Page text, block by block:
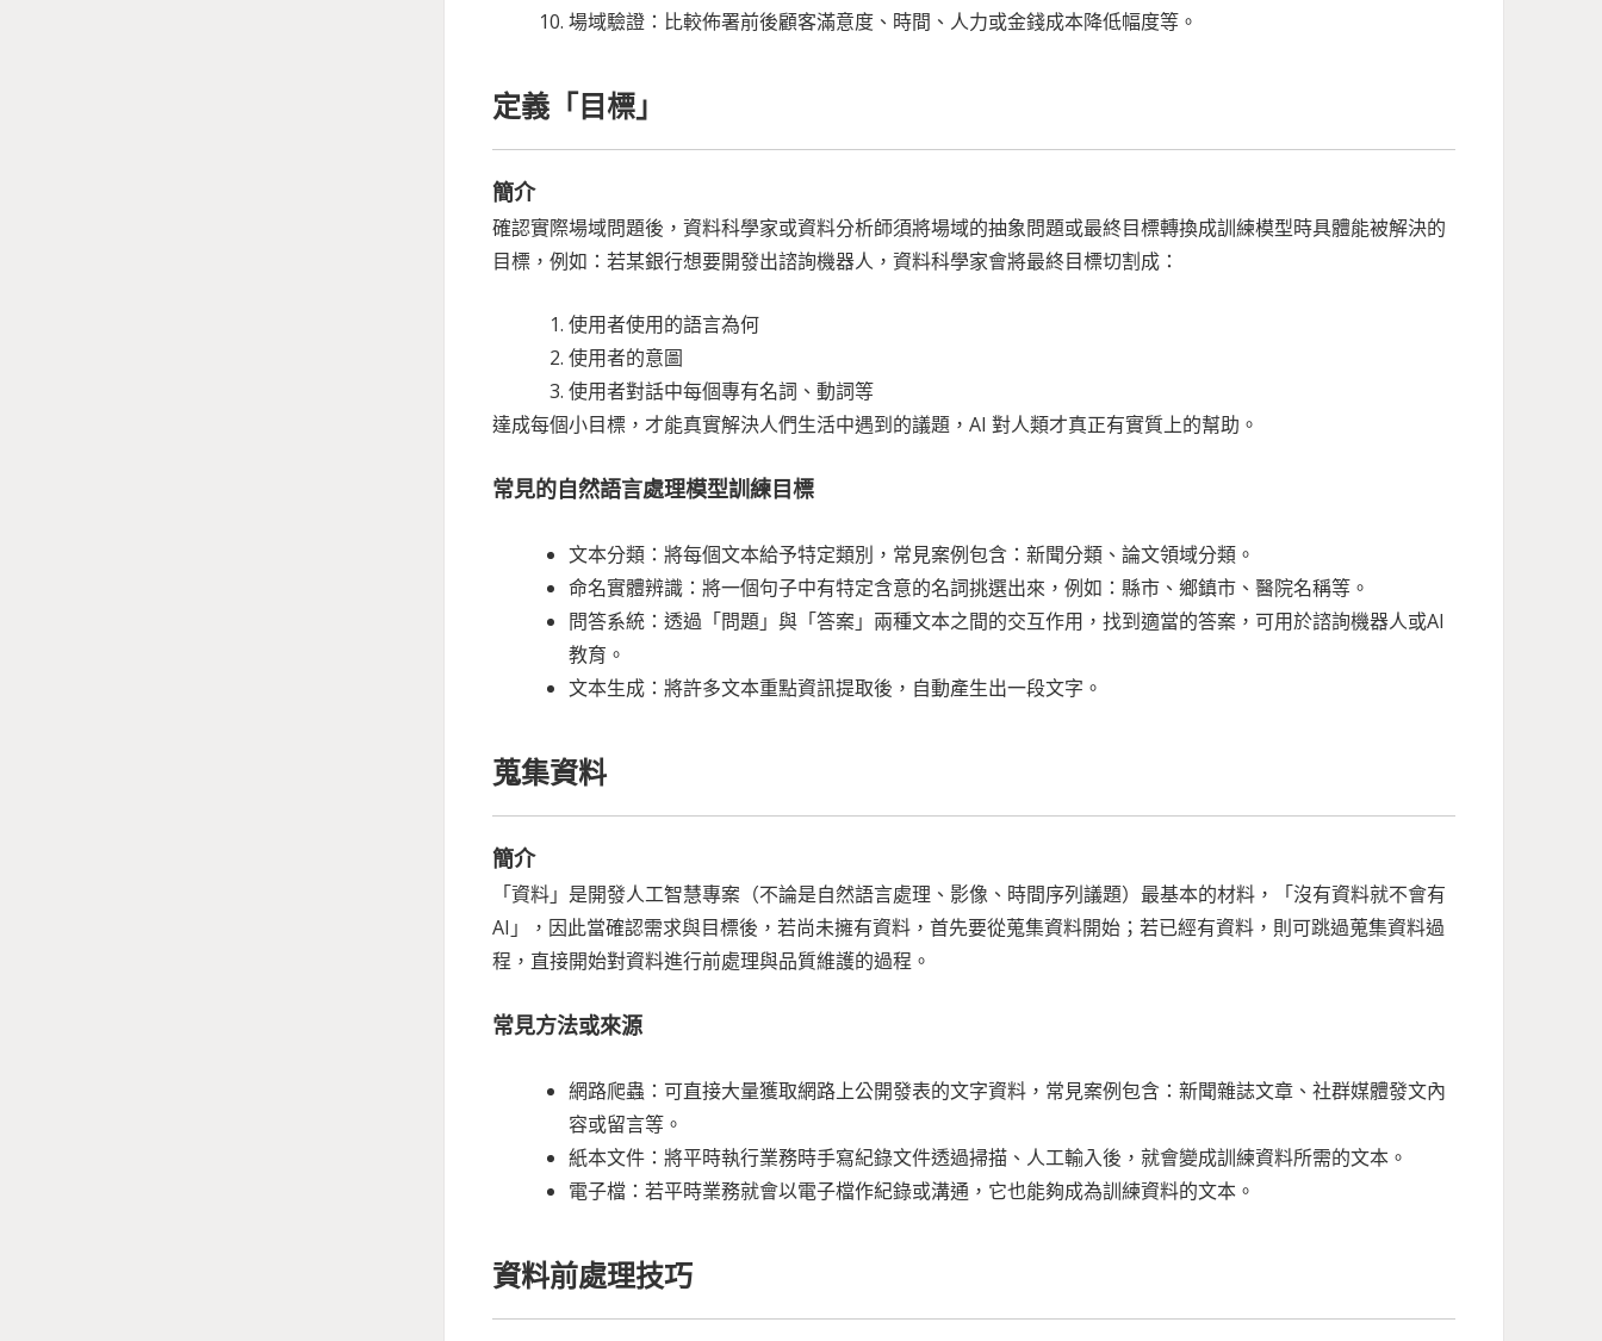
場域驗證：比較佈署前後顧客滿意度、時間、人力或金錢成本降低幅度等。
定義「目標」
簡介
確認實際場域問題後，資料科學家或資料分析師須將場域的抽象問題或最終目標轉換成訓練模型時具體能被解決的
目標，例如：若某銀行想要開發出諮詢機器人，資料科學家會將最終目標切割成：
使用者使用的語言為何
使用者的意圖
使用者對話中每個專有名詞、動詞等
達成每個小目標，才能真實解決人們生活中遇到的議題，AI 對人類才真正有實質上的幫助。
常見的自然語言處理模型訓練目標
文本分類：將每個文本給予特定類別，常見案例包含：新聞分類、論文領域分類。
命名實體辨識：將一個句子中有特定含意的名詞挑選出來，例如：縣市、鄉鎮市、醫院名稱等。
問答系統：透過「問題」與「答案」兩種文本之間的交互作用，找到適當的答案，可用於諮詢機器人或AI
教育。
文本生成：將許多文本重點資訊提取後，自動產生出一段文字。
蒐集資料
簡介
「資料」是開發人工智慧專案（不論是自然語言處理、影像、時間序列議題）最基本的材料，「沒有資料就不會有
AI」，因此當確認需求與目標後，若尚未擁有資料，首先要從蒐集資料開始；若已經有資料，則可跳過蒐集資料過
程，直接開始對資料進行前處理與品質維護的過程。
常見方法或來源
網路爬蟲：可直接大量獲取網路上公開發表的文字資料，常見案例包含：新聞雜誌文章、社群媒體發文內
容或留言等。
紙本文件：將平時執行業務時手寫紀錄文件透過掃描、人工輸入後，就會變成訓練資料所需的文本。
電子檔：若平時業務就會以電子檔作紀錄或溝通，它也能夠成為訓練資料的文本。
資料前處理技巧